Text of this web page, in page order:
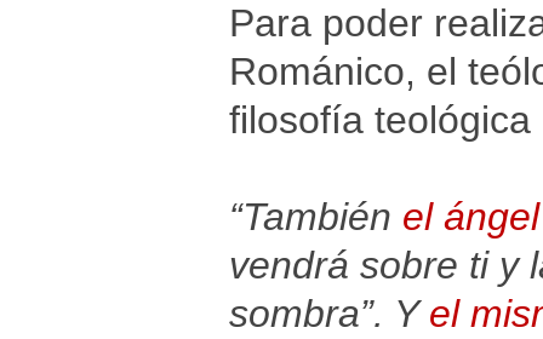
Para poder
Románico, el
filosofía
“También el
vendrá sobre ti y
sombra”. Yel